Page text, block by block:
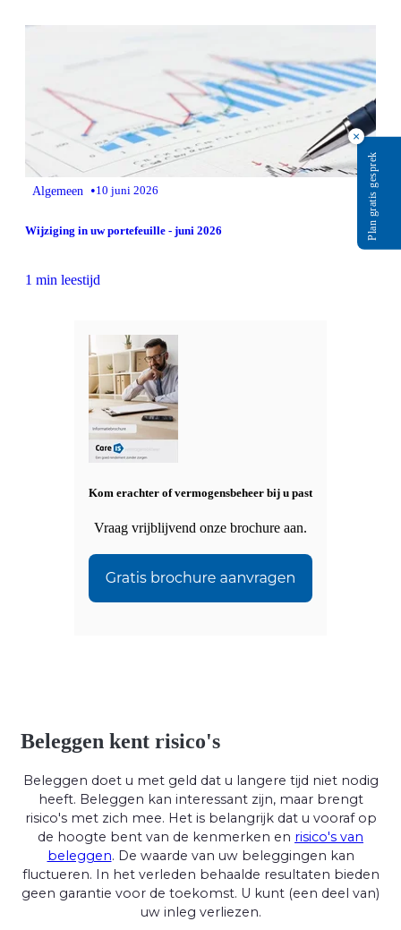
Algemeen •10 juni 2026
Wijziging in uw portefeuille - juni 2026
1 min leestijd
Kom erachter of vermogensbeheer bij u past
Vraag vrijblijvend onze brochure aan.
Beleggen kent risico's
Beleggen doet u met geld dat u langere tijd niet nodig
heeft. Beleggen kan interessant zijn, maar brengt
risico's met zich mee. Het is belangrijk dat u vooraf op
de hoogte bent van de kenmerken en risico's van
beleggen. De waarde van uw beleggingen kan
fluctueren. In het verleden behaalde resultaten bieden
geen garantie voor de toekomst. U kunt (een deel van)
uw inleg verliezen.
×
Plan gratis gesprek